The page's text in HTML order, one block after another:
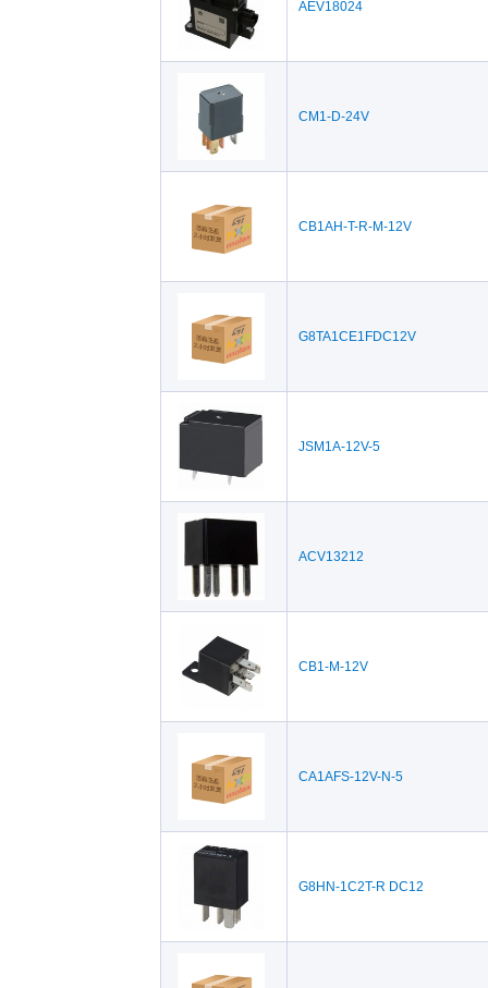
AEV18024
CM1-D-24V
CB1AH-T-R-M-12V
G8TA1CE1FDC12V
JSM1A-12V-5
ACV13212
CB1-M-12V
CA1AFS-12V-N-5
G8HN-1C2T-R DC12